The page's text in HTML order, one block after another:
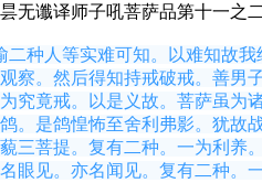
无谶译师子吼菩萨品第十一之
种人等实难可知。以难知故
察。然后得知持戒破戒。善
究竟戒。以是义故。菩萨虽
。是鸽惶怖至舍利弗影。犹
三菩提。复有二种。一为利
眼见。亦名闻见。复有二种。